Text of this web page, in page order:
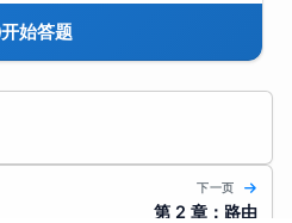
开始答题
下一页
第 2 章：路由